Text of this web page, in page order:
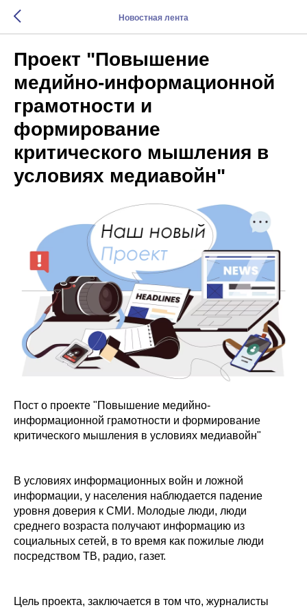
Новостная лента
Проект "Повышение
медийно-информационной
грамотности и
формирование
критического мышления в
условиях медиавойн"
Пост о проекте "Повышение медийно-
информационной грамотности и формирование
критического мышления в условиях медиавойн"
В условиях информационных войн и ложной
информации, у населения наблюдается падение
уровня доверия к СМИ. Молодые люди, люди
среднего возраста получают информацию из
социальных сетей, в то время как пожилые люди
посредством ТВ, радио, газет.
Цель проекта, заключается в том что, журналисты